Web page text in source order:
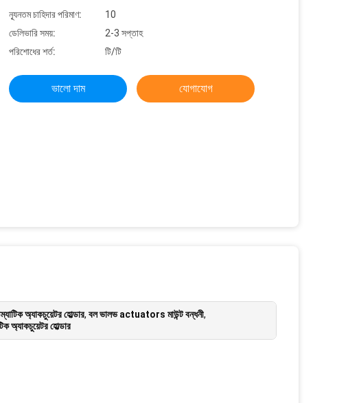
ন্যূনতম চাহিদার পরিমাণ:
10
ডেলিভারি সময়:
2-3 সপ্তাহ
পরিশোধের শর্ত:
টি/টি
ভালো দাম যোগাযোগ
অ্যাকচুয়েটর হোল্ডার, বল ভালভ actuators মাউন্ট বন্ধনী,
অ্যাকচুয়েটর হোল্ডার